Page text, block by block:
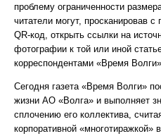
проблему ограниченности
читатели могут, просканировав
QR-код, открыть ссылки на
фотографии к той или иной
корреспондентами «Время Волги».
Сегодня газета «Время Волги»
жизни АО «Волга» и выполняет
сплочению его коллектива,
корпоративной «многотиражкой»